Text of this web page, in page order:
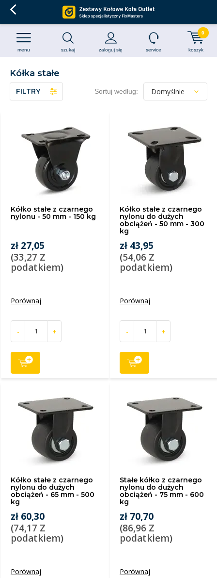
szukaj zaloguj się
menu service koszyk
0
Kółka stałe
FILTRY Sortuj według:
Kółko stałe z czarnego
nylonu - 50 mm - 150 kg
zł 27,05
(33,27 Z
podatkiem)
Porównaj
- +
Kółko stałe z czarnego
nylonu do dużych
obciążeń - 50 mm - 300
kg
zł 43,95
(54,06 Z
podatkiem)
Porównaj
- +
Kółko stałe z czarnego
nylonu do dużych
obciążeń - 65 mm - 500
kg
zł 60,30
(74,17 Z
podatkiem)
Porównaj
Stałe kółko z czarnego
nylonu do dużych
obciążeń - 75 mm - 600
kg
zł 70,70
(86,96 Z
podatkiem)
Porównaj